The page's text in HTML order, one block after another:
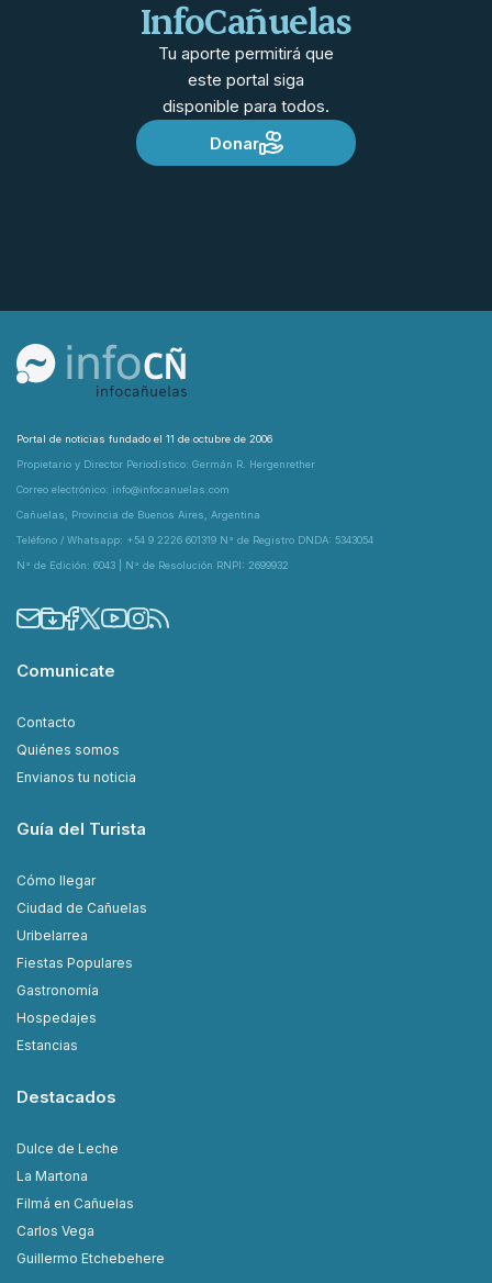
InfoCañuelas
Tu aporte permitirá que
este portal siga
disponible para todos.
Donar
Portal de noticias fundado el 11 de octubre de 2006
Propietario y Director Periodístico: Germán R. Hergenrether
Correo electrónico: info@infocanuelas.com
Cañuelas, Provincia de Buenos Aires, Argentina
Teléfono / Whatsapp: +54 9 2226 601319 N° de Registro DNDA: 5343054
N° de Edición: 6043 | N° de Resolución RNPI: 2699932
Comunicate
Contacto
Quiénes somos
Envianos tu noticia
Guía del Turista
Cómo llegar
Ciudad de Cañuelas
Uribelarrea
Fiestas Populares
Gastronomía
Hospedajes
Estancias
Destacados
Dulce de Leche
La Martona
Filmá en Cañuelas
Carlos Vega
Guillermo Etchebehere